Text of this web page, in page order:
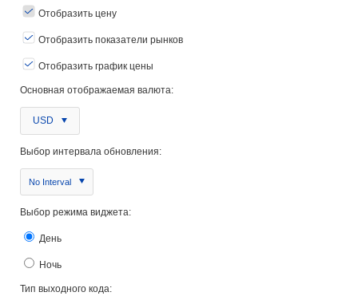
Отобразить цену
Отобразить показатели рынков
Отобразить график цены
Основная отображаемая валюта:
USD
Выбор интервала обновления:
No Interval
Выбор режима виджета:
День
Ночь
Тип выходного кода: